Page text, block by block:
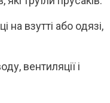
на взутті або одязі,
вентиляції і